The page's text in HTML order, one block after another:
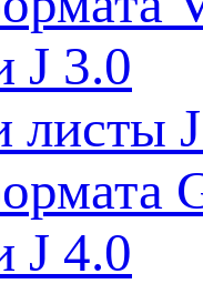
J 3.0
J 4.0